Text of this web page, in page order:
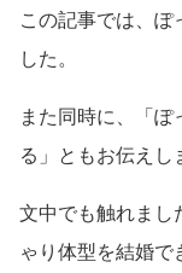
この記事では、ぽ
した。
また同時に、「
る」ともお伝えし
文中でも触れまし
ゃり体型を結婚で